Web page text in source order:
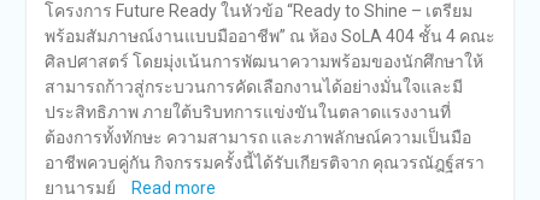
โครงการ Future Ready ในหัวข้อ “Ready to Shine – เตรียม
พร้อมสัมภาษณ์งานแบบมืออาชีพ” ณ ห้อง SoLA 404 ชั้น 4 คณะ
ศิลปศาสตร์ โดยมุ่งเน้นการพัฒนาความพร้อมของนักศึกษาให้
สามารถก้าวสู่กระบวนการคัดเลือกงานได้อย่างมั่นใจและมี
ประสิทธิภาพ ภายใต้บริบทการแข่งขันในตลาดแรงงานที่
ต้องการทั้งทักษะ ความสามารถ และภาพลักษณ์ความเป็นมือ
อาชีพควบคู่กัน กิจกรรมครั้งนี้ได้รับเกียรติจาก คุณวรณัฎฐ์สรา
ยานารมย์
Read more